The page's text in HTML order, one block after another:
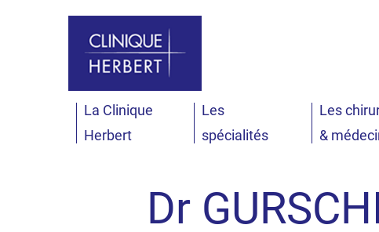
La Clinique
Herbert
Les
spécialités
Les
&
Accueil Dr GURSCHI Mihail
Dr